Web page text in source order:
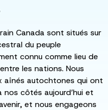
Canada sont situés sur
du peuple
connu comme lieu de
les nations. Nous
aînés autochtones qui ont
côtés aujourd’hui et
et nous engageons